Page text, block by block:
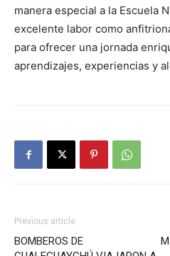
manera especial a la Escuela
excelente labor como
para ofrecer una jornada
aprendizajes, experiencias y
Previous article
BOMBEROS DE